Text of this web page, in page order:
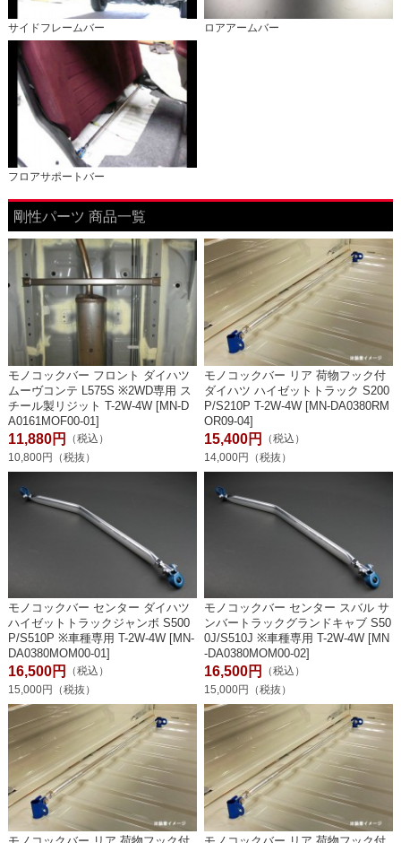
サイドフレームバー ロアアームバー
フロアサポートバー
剛性パーツ 商品一覧
モノコックバー フロント ダイハツ
ムーヴコンテ L575S ※2WD専用 ス
チール製リジット T-2W-4W [MN-D
A0161MOF00-01]
11,880円
（税込）
10,800円（税抜）
モノコックバー リア 荷物フック付
ダイハツ ハイゼットトラック S200
P/S210P T-2W-4W [MN-DA0380RM
OR09-04]
15,400円
（税込）
14,000円（税抜）
モノコックバー センター ダイハツ
ハイゼットトラックジャンボ S500
P/S510P ※車種専用 T-2W-4W [MN-
DA0380MOM00-01]
16,500円
（税込）
15,000円（税抜）
モノコックバー センター スバル サ
ンバートラックグランドキャブ S50
0J/S510J ※車種専用 T-2W-4W [MN
-DA0380MOM00-02]
16,500円
（税込）
15,000円（税抜）